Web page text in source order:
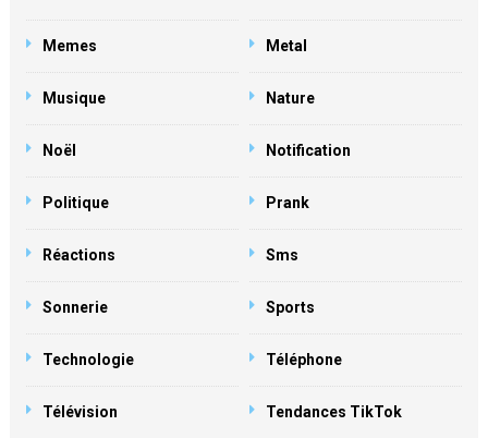
Memes Metal
Musique Nature
Noël Notification
Politique Prank
Réactions Sms
Sonnerie Sports
Technologie Téléphone
Télévision Tendances TikTok